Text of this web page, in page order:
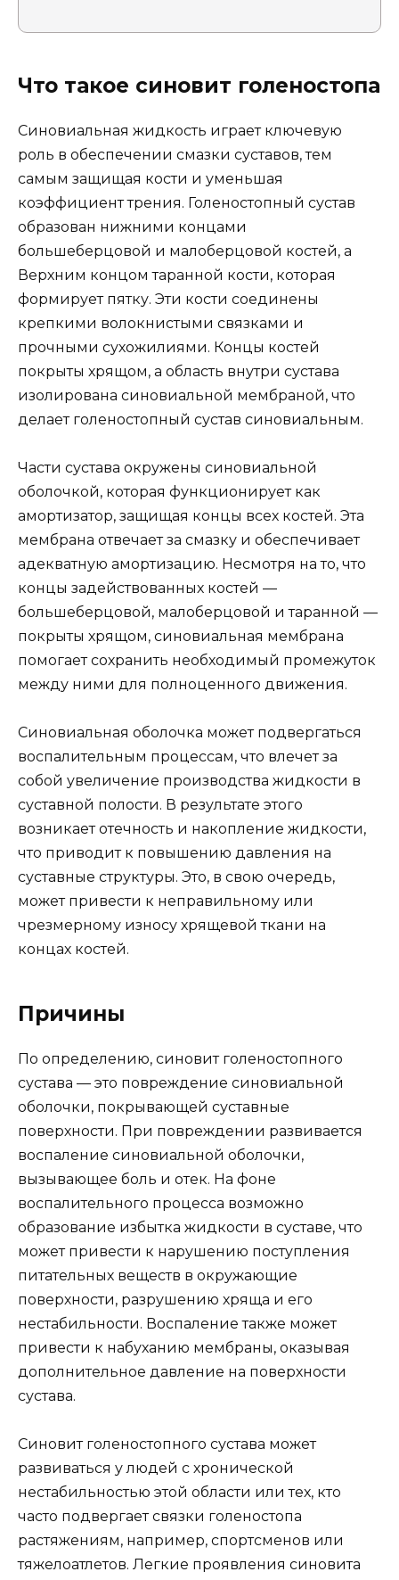
Что такое синовит голеностопа
Синовиальная жидкость играет ключевую
роль в обеспечении смазки суставов, тем
самым защищая кости и уменьшая
коэффициент трения. Голеностопный сустав
образован нижними концами
большеберцовой и малоберцовой костей, а
Верхним концом таранной кости, которая
формирует пятку. Эти кости соединены
крепкими волокнистыми связками и
прочными сухожилиями. Концы костей
покрыты хрящом, а область внутри сустава
изолирована синовиальной мембраной, что
делает голеностопный сустав синовиальным.
Части сустава окружены синовиальной
оболочкой, которая функционирует как
амортизатор, защищая концы всех костей. Эта
мембрана отвечает за смазку и обеспечивает
адекватную амортизацию. Несмотря на то, что
концы задействованных костей —
большеберцовой, малоберцовой и таранной —
покрыты хрящом, синовиальная мембрана
помогает сохранить необходимый промежуток
между ними для полноценного движения.
Синовиальная оболочка может подвергаться
воспалительным процессам, что влечет за
собой увеличение производства жидкости в
суставной полости. В результате этого
возникает отечность и накопление жидкости,
что приводит к повышению давления на
суставные структуры. Это, в свою очередь,
может привести к неправильному или
чрезмерному износу хрящевой ткани на
концах костей.
Причины
По определению, синовит голеностопного
сустава — это повреждение синовиальной
оболочки, покрывающей суставные
поверхности. При повреждении развивается
воспаление синовиальной оболочки,
вызывающее боль и отек. На фоне
воспалительного процесса возможно
образование избытка жидкости в суставе, что
может привести к нарушению поступления
питательных веществ в окружающие
поверхности, разрушению хряща и его
нестабильности. Воспаление также может
привести к набуханию мембраны, оказывая
дополнительное давление на поверхности
сустава.
Синовит голеностопного сустава может
развиваться у людей с хронической
нестабильностью этой области или тех, кто
часто подвергает связки голеностопа
растяжениям, например, спортсменов или
тяжелоатлетов. Легкие проявления синовита